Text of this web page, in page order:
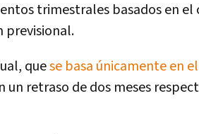
trimestrales basados en
previsional.
quese basa únicamente en
un retraso de dos meses